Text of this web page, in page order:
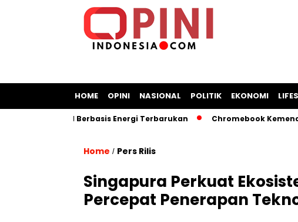
HOME OPINI NASIONAL POLITIK EKONOMI
Kapal Berbasis Energi Terbarukan Chromebook Kemendikbud
Home / Pers Rilis
Singapura Perkuat
Percepat Penerapan